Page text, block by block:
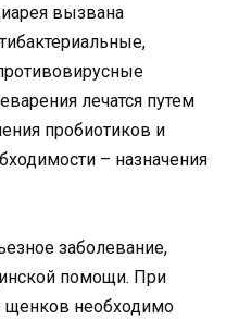
вызвана
лечатся путем
пробиотиков и
– назначения
заболевание,
помощи. При
щенков необходимо